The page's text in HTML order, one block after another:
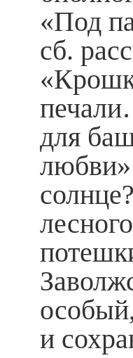
«Под
сб.
для
и